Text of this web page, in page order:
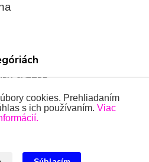
SVETRE
cookies. Prehliadaním
s ich používaním. Viac